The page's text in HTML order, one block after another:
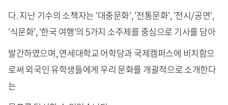
다. 지난 기수의 소책자는 '대중문화', '전통문화', '전시/공연',
'식문화', '한국 여행'의 5가지 소주제를 중심으로 기사를 담아
발간하였으며, 연세대학교 어학당과 국제캠퍼스에 비치함으
로써 외국인 유학생들에게 우리 문화를 개괄적으로 소개한다
는